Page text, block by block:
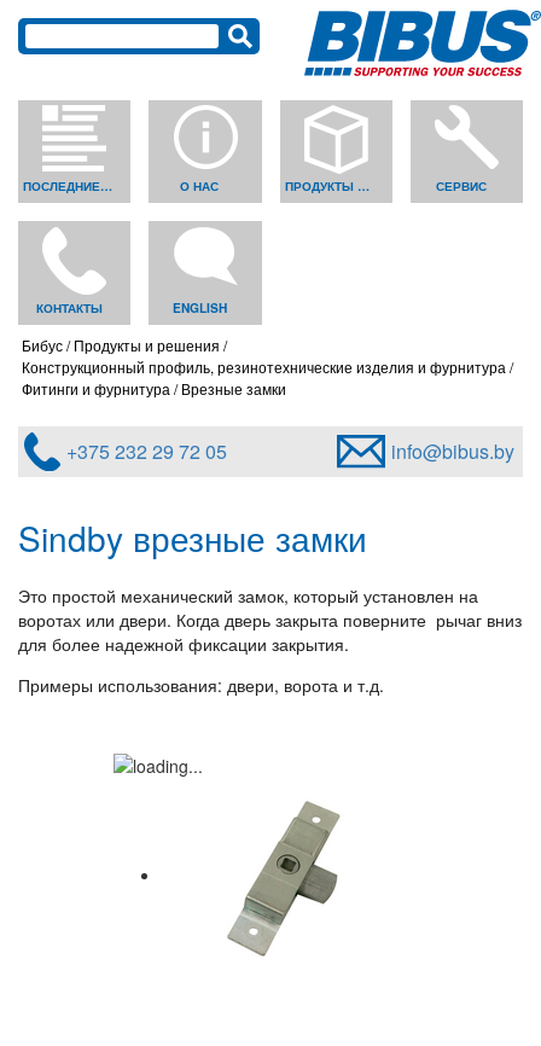
ПОСЛЕДНИЕ НОВОСТИ О НАС ПРОДУКТЫ И РЕШЕНИЯ СЕРВИС
КОНТАКТЫ ENGLISH
Бибус Продукты и решения
Конструкционный профиль, резинотехнические изделия и фурнитура
Фитинги и фурнитура
Врезные замки
+375 232 29 72 05 info@bibus.by
Sindby врезные замки
Это простой механический замок, который установлен на
воротах или двери. Когда дверь закрыта поверните рычаг вниз
для более надежной фиксации закрытия.
Примеры использования: двери, ворота и т.д.